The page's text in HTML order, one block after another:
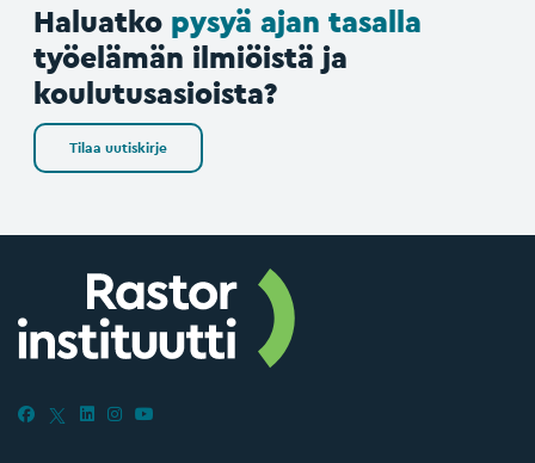
Haluatko pysyä ajan tasalla
työelämän ilmiöistä ja
koulutusasioista?
Tilaa uutiskirje